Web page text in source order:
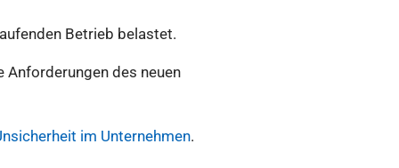
Betrieb belastet.
des neuen
im Unternehmen.